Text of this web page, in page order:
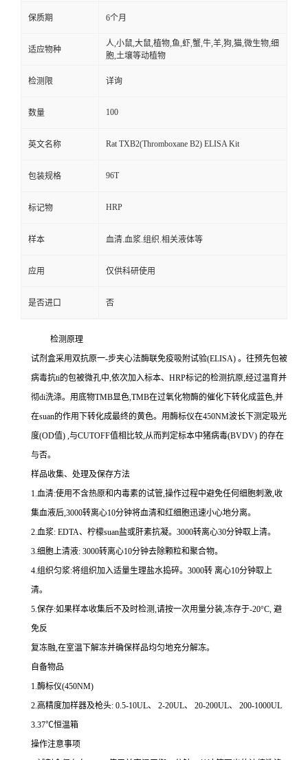
保质期 6个月
适应物种
人,小鼠,大鼠,植物,鱼,虾,蟹,牛,羊,狗,猫,微生物,细
胞,土壤等动植物
检测限 详询
数量 100
英文名称 Rat TXB2(Thromboxane B2) ELISA Kit
包装规格 96T
标记物 HRP
样本 血清.血浆.组织.相关液体等
应用 仅供科研使用
是否进口 否
检测原理
试剂盒采用双抗原一-步夹心法酶联免疫吸附试验(ELISA) 。往预先包被
病毒抗ti的包被微孔中,依次加入标本、 HRP标记的检测抗原,经过温育并
彻di洗涤。用底物TMB显色,TMB在过氧化物酶的催化下转化成蓝色,并
在suan的作用下转化成最终的黄色。用酶标仪在450NM波长下测定吸光
度(OD值) ,与CUTOFF值相比较,从而判定标本中猪病毒(BVDV) 的存在
与否。
样品收集、处理及保存方法
1.血清:使用不含热原和内毒素的试管,操作过程中避免任何细胞刺激,收
集血液后,3000转离心10分钟将血清和红细胞迅速小心地分离。
2.血浆: EDTA、柠檬suan盐或肝素抗凝。 3000转离心30分钟取上清。
3.细胞上清液: 3000转离心10分钟去除颗粒和聚合物。
4.组织匀浆:将组织加入适量生理盐水捣碎。 3000转 离心10分钟取上
清。
5.保存:如果样本收集后不及时检测,请按一次用量分装,冻存于-20°C, 避
免反
复冻融,在室温下解冻并确保样品均匀地充分解冻。
自备物品
1.酶标仪(450NM)
2.高精度加样器及枪头: 0.5-10UL、 2-20UL、 20-200UL、 200-1000UL
3.37℃恒温箱
操作注意事项